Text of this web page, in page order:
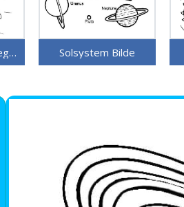
Solsystem Fargeleggbart for Barn Solsystem Bilde